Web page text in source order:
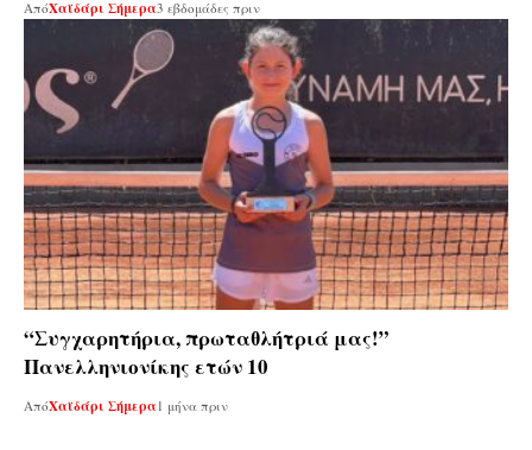
ΑπόΧαϊδάρι Σήμερα3 εβδομάδες πριν
“Συγχαρητήρια, πρωταθλήτριά μας!”
Πανελληνιονίκης ετών 10
ΑπόΧαϊδάρι Σήμερα 1 μήνα πριν